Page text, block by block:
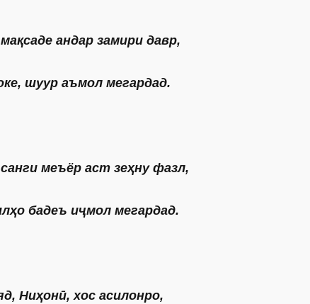
андар замири давр,
шуур аъмол мегардад.
меъёр аст зеҳну фазл,
бадеъ иҷмол мегардад.
Ниҳонӣ, хос асилонро,